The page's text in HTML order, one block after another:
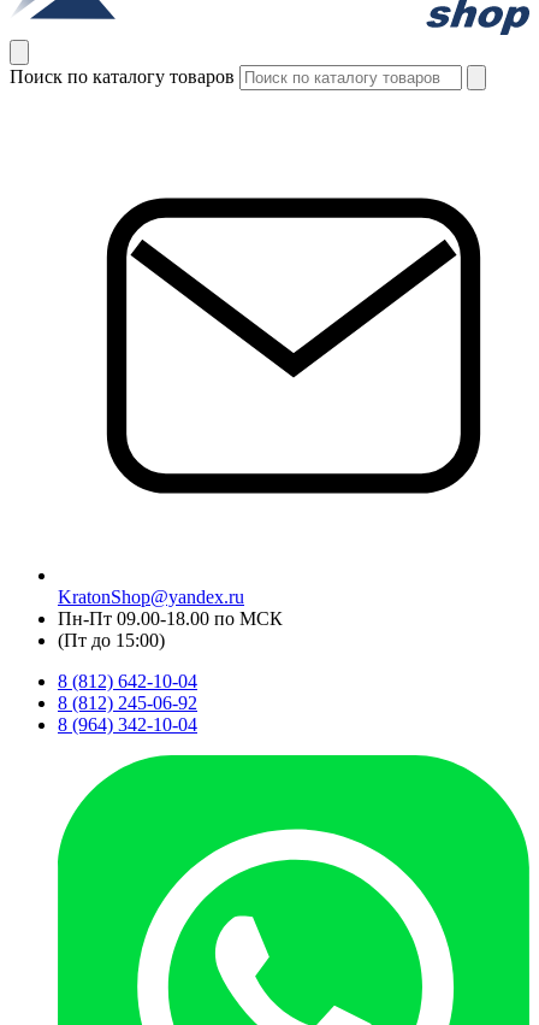
Поиск по каталогу товаров
KratonShop@yandex.ru
Пн-Пт 09.00-18.00 по МСК
(Пт до 15:00)
8 (812) 642-10-04
8 (812) 245-06-92
8 (964) 342-10-04